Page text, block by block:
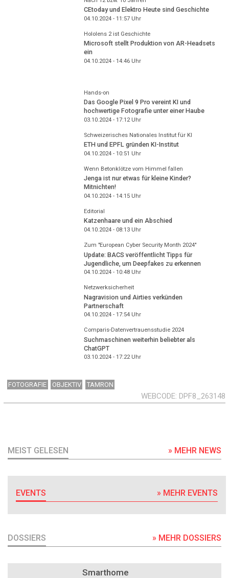
CEtoday und Elektro Heute sind Geschichte
04.10.2024 - 11:57Uhr
Hololens 2 ist Geschichte
Microsoft stellt Produktion von AR-Headsets
ein
04.10.2024 - 14:46Uhr
Hands-on
Das Google Pixel 9 Pro vereint KI und
hochwertige Fotografie unter einer Haube
03.10.2024 - 17:12Uhr
Schweizerisches Nationales Institut für KI
ETH und EPFL gründen KI-Institut
04.10.2024 - 10:51 Uhr
Wenn Betonklötze vom Himmel fallen
Jenga ist nur etwas für kleine Kinder?
Mitnichten!
04.10.2024 - 14:15Uhr
Editorial
Katzenhaare und ein Abschied
04.10.2024 - 08:13Uhr
Zum "European Cyber Security Month 2024"
Update: BACS veröffentlicht Tipps für
Jugendliche, um Deepfakes zu erkennen
04.10.2024 - 10:48Uhr
Netzwerksicherheit
Nagravision und Airties verkünden
Partnerschaft
04.10.2024 - 17:54Uhr
Comparis-Datenvertrauensstudie 2024
Suchmaschinen weiterhin beliebter als
ChatGPT
03.10.2024 - 17:22Uhr
FOTOGRAFIE OBJEKTIV TAMRON
WEBCODE DPF8_263148
MEIST GELESEN » MEHR NEWS
EVENTS » MEHR EVENTS
DOSSIERS » MEHR DOSSIERS
Smarthome